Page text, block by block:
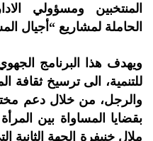
المنتخبين ومسؤولي
الحاملة لمشاريع “أجيال
ويهدف هذا البرنامج
للتنمية، الى ترسيخ ثقافة
والرجل، من خلال دعم
بقضايا المساواة بين
ملال خنيفرة الجهة الثانية